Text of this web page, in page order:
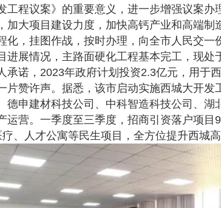
工程议案》的重要意义，进一步增强议案
加大项目建设力度，加快高钙产业和高端
化，挂图作战，按时办理，向全市人民交
进展情况，主路面硬化工程基本完工，现
承诺，2023年政府计划投资2.3亿元，用于
片赞许声。据悉，该市启动实施西城大开发
德申建材科技公司、中科智造科技公司、
运营。一季度至三季度，招商引资落户项
、人才公寓等民生项目，全方位提升西城高